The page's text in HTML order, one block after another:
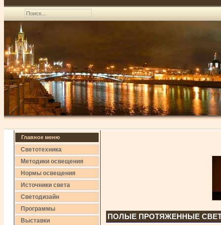
Главное меню
Светотехника
Методики освещения
Нормы освещения
Источники света
Светодизайн
Программы
Выставки
ПОЛЫЕ ПРОТЯЖЕННЫЕ